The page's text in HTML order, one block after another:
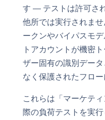
す — テストは許可さ
他所では実行されま
ークンやバイパスモ
トアカウントが機密
ザー固有の識別デー
なく保護されたフロー
これらは「マーケテ
際の負荷テストを実